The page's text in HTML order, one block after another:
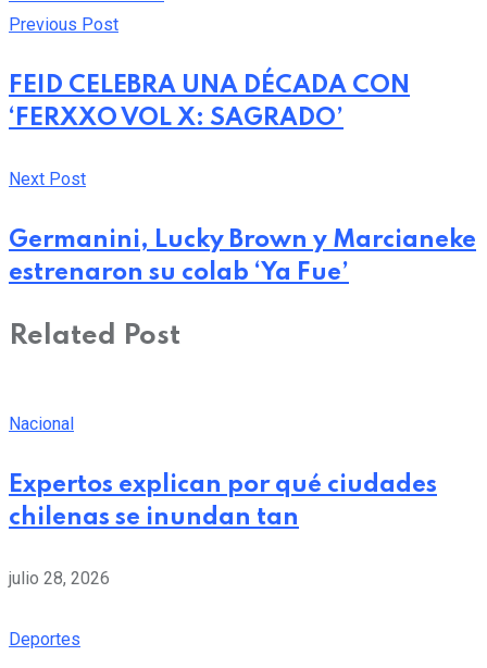
Previous Post
FEID CELEBRA UNA DÉCADA CON
‘FERXXO VOL X: SAGRADO’
Next Post
Germanini, Lucky Brown y Marcianeke
estrenaron su colab ‘Ya Fue’
Related Post
Nacional
Expertos explican por qué ciudades
chilenas se inundan tan
julio 28, 2026
Deportes